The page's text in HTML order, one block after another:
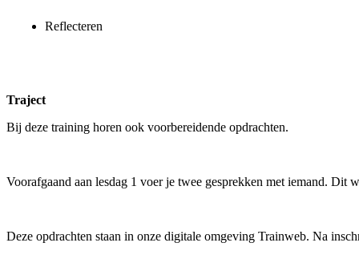
Reflecteren
Traject
Bij deze training horen ook voorbereidende opdrachten.
Voorafgaand aan lesdag 1 voer je twee gesprekken met iemand. Dit
Deze opdrachten staan in onze digitale omgeving Trainweb. Na